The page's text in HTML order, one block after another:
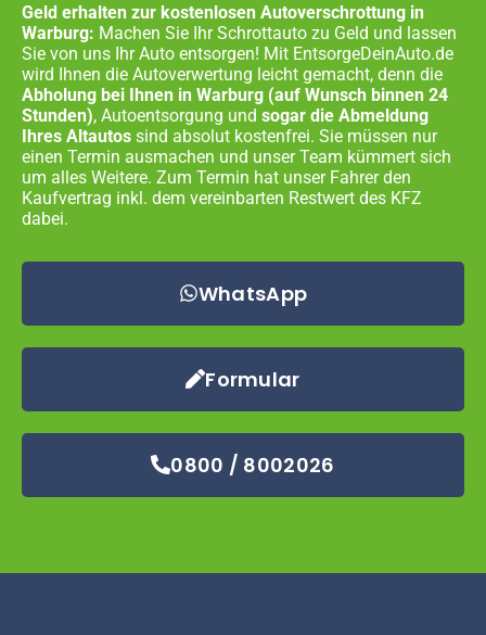
Geld erhalten zur kostenlosen Autoverschrottung in
Warburg: Machen Sie Ihr Schrottauto zu Geld und lassen
Sie von uns Ihr Auto entsorgen! Mit EntsorgeDeinAuto.de
wird Ihnen die Autoverwertung leicht gemacht, denn die
Abholung bei Ihnen in Warburg (auf Wunsch binnen 24
Stunden), Autoentsorgung und sogar die Abmeldung
Ihres Altautos sind absolut kostenfrei. Sie müssen nur
einen Termin ausmachen und unser Team kümmert sich
um alles Weitere. Zum Termin hat unser Fahrer den
Kaufvertrag inkl. dem vereinbarten Restwert des KFZ
dabei.
WhatsApp
Formular
0800 / 8002026